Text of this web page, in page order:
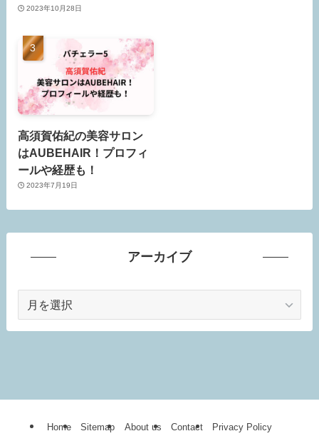
2023年10月28日
高須賀佑紀の美容サロン
はAUBEHAIR！プロフィ
ールや経歴も！
2023年7月19日
アーカイブ
カ
Home Sitemap About us Contact Privacy Policy